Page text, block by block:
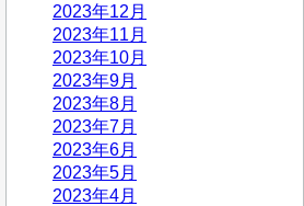
2023年12月
2023年11月
2023年10月
2023年9月
2023年8月
2023年7月
2023年6月
2023年5月
2023年4月